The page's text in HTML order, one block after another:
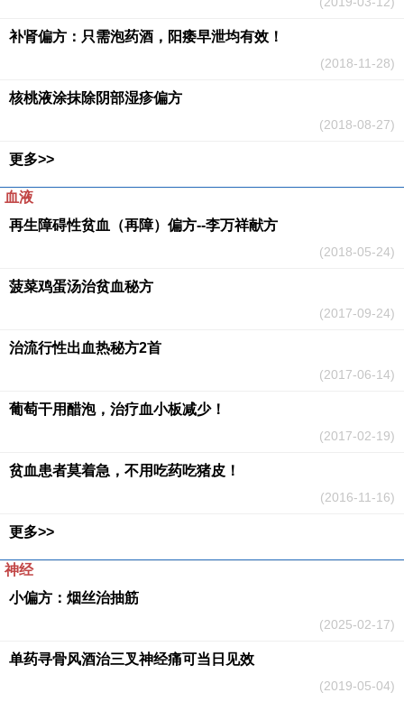
补肾偏方：只需泡药酒，阳痿早泄均有效！
(2018-11-28)
核桃液涂抹除阴部湿疹偏方
(2018-08-27)
更多>>
血液
再生障碍性贫血（再障）偏方--李万祥献方
(2018-05-24)
菠菜鸡蛋汤治贫血秘方
(2017-09-24)
治流行性出血热秘方2首
(2017-06-14)
葡萄干用醋泡，治疗血小板减少！
(2017-02-19)
贫血患者莫着急，不用吃药吃猪皮！
(2016-11-16)
更多>>
神经
小偏方：烟丝治抽筋
(2025-02-17)
单药寻骨风酒治三叉神经痛可当日见效
(2019-05-04)